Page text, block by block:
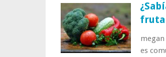
fruta
es